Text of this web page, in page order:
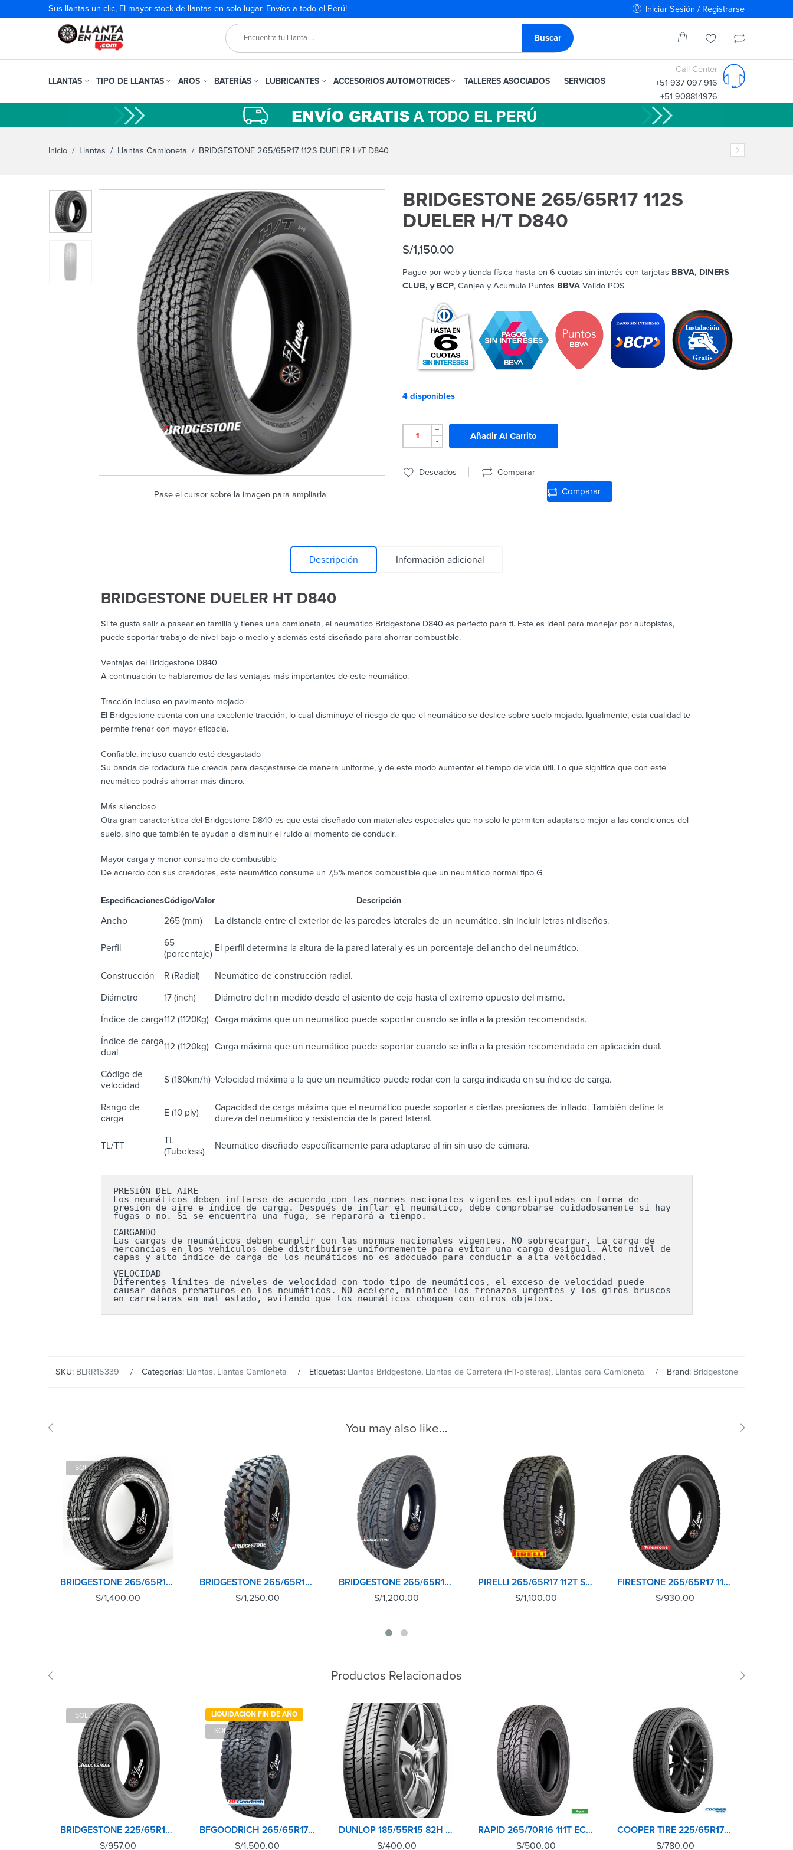
Sus llantas un clic, El mayor stock de llantas en solo lugar. Envíos a todo el Perú! Iniciar Sesión / Registrarse
LLANTAS TIPO DE LLANTAS AROS BATERÍAS LUBRICANTES ACCESORIOS AUTOMOTRICES TALLERES ASOCIADOS SERVICIOS
Call Center
+51 937 097 916
+51 908814976
Inicio / Llantas / Llantas Camioneta / BRIDGESTONE 265/65R17 112S DUELER H/T D840
Pase el cursor sobre la imagen para ampliarla
BRIDGESTONE 265/65R17 112S
DUELER H/T D840
S/1,150.00
Pague por web y tienda física hasta en 6 cuotas sin interés con tarjetas BBVA, DINERS
CLUB, y BCP, Canjea y Acumula Puntos BBVA Valido POS
4 disponibles
+
-
Añadir Al Carrito
Deseados Comparar
Comparar
Descripción Información adicional
BRIDGESTONE DUELER HT D840
Si te gusta salir a pasear en familia y tienes una camioneta, el neumático Bridgestone D840 es perfecto para ti. Este es ideal para manejar por autopistas,
puede soportar trabajo de nivel bajo o medio y además está diseñado para ahorrar combustible.
Ventajas del Bridgestone D840
A continuación te hablaremos de las ventajas más importantes de este neumático.
Tracción incluso en pavimento mojado
El Bridgestone cuenta con una excelente tracción, lo cual disminuye el riesgo de que el neumático se deslice sobre suelo mojado. Igualmente, esta cualidad te
permite frenar con mayor eficacia.
Confiable, incluso cuando esté desgastado
Su banda de rodadura fue creada para desgastarse de manera uniforme, y de este modo aumentar el tiempo de vida útil. Lo que significa que con este
neumático podrás ahorrar más dinero.
Más silencioso
Otra gran característica del Bridgestone D840 es que está diseñado con materiales especiales que no solo le permiten adaptarse mejor a las condiciones del
suelo, sino que también te ayudan a disminuir el ruido al momento de conducir.
Mayor carga y menor consumo de combustible
De acuerdo con sus creadores, este neumático consume un 7,5% menos combustible que un neumático normal tipo G.
EspecificacionesCódigo/ValorDescripción
Ancho 265 (mm) La distancia entre el exterior de las paredes laterales de un neumático, sin incluir letras ni diseños.
Perfil
65
(porcentaje)
El perfil determina la altura de la pared lateral y es un porcentaje del ancho del neumático.
Construcción R (Radial) Neumático de construcción radial.
Diámetro 17 (inch) Diámetro del rin medido desde el asiento de ceja hasta el extremo opuesto del mismo.
Índice de carga112 (1120Kg) Carga máxima que un neumático puede soportar cuando se infla a la presión recomendada.
Índice de carga
dual
112 (1120kg) Carga máxima que un neumático puede soportar cuando se infla a la presión recomendada en aplicación dual.
Código de
velocidad
S (180km/h) Velocidad máxima a la que un neumático puede rodar con la carga indicada en su índice de carga.
Rango de
carga
E (10 ply)
Capacidad de carga máxima que el neumático puede soportar a ciertas presiones de inflado. También define la
dureza del neumático y resistencia de la pared lateral.
TL/TT
TL
(Tubeless)
Neumático diseñado específicamente para adaptarse al rin sin uso de cámara.
PRESIÓN DEL AIRE
Los neumáticos deben inflarse de acuerdo con las normas nacionales vigentes estipuladas en forma de
presión de aire e índice de carga. Después de inflar el neumático, debe comprobarse cuidadosamente si hay
fugas o no. Si se encuentra una fuga, se reparará a tiempo.
CARGANDO
Las cargas de neumáticos deben cumplir con las normas nacionales vigentes. NO sobrecargar. La carga de
mercancías en los vehículos debe distribuirse uniformemente para evitar una carga desigual. Alto nivel de
capas y alto índice de carga de los neumáticos no es adecuado para conducir a alta velocidad.
VELOCIDAD
Diferentes límites de niveles de velocidad con todo tipo de neumáticos, el exceso de velocidad puede
causar daños prematuros en los neumáticos. NO acelere, minimice los frenazos urgentes y los giros bruscos
en carreteras en mal estado, evitando que los neumáticos choquen con otros objetos.
SKU: BLRR15339 Categorías: Llantas, Llantas Camioneta Etiquetas: Llantas Bridgestone, Llantas de Carretera (HT-pisteras), Llantas para Camioneta Brand: Bridgestone
You may also like…
SOLD OUT
BRIDGESTONE 265/65R17 112T DUELER AT694
S/1,400.00
BRIDGESTONE 265/65R17 120Q 10PR DUELER M/T 674
S/1,250.00
BRIDGESTONE 265/65R17 112T DUELER A/T 696 REVO 2
S/1,200.00
PIRELLI 265/65R17 112T SCORPION A/T+ OWL
S/1,100.00
FIRESTONE 265/65R17 110S DESTINATION A/T2
S/930.00
Productos Relacionados
SOLD OUT
BRIDGESTONE 225/65R17 102T DUELER H/T 684II
S/957.00
LIQUIDACION FIN DE AÑO
SOLD OUT
BFGOODRICH 265/65R17 120S ALL TERRAIN KO2 A/T LRE RWL
S/1,500.00
DUNLOP 185/55R15 82H SP TOURING R1
S/400.00
RAPID 265/70R16 111T ECOLANDER AT
S/500.00
COOPER TIRE 225/65R17 102H EVOLUTION SPORT
S/780.00